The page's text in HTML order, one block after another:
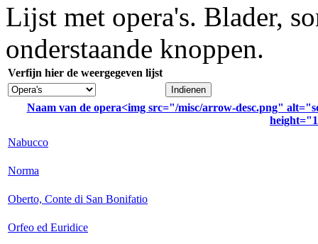
Lijst met opera's. Blader,
onderstaande knoppen.
Verfijn hier de weergegeven lijst
Naam van de opera<img src="/misc/arrow-desc.png"
Nabucco
Norma
Oberto, Conte di San Bonifatio
Orfeo ed Euridice